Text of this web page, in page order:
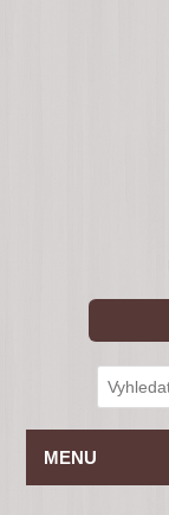
MENU